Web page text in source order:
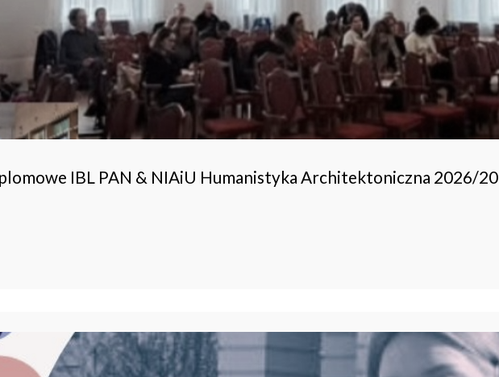
IBL PAN & NIAiU Humanistyka Architektoniczna 2026/